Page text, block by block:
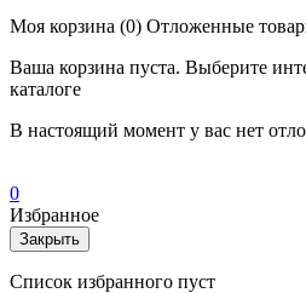
Моя корзина (0) Отложенные
Ваша корзина пуста. Выберите
каталоге
В настоящий момент у вас нет
0
Избранное
Закрыть
Список избранного пуст